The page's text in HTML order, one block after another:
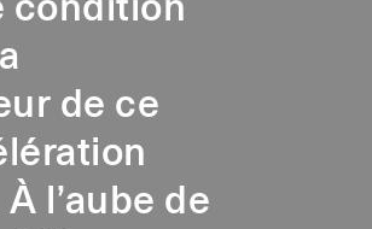
condition
de ce
l’aube de